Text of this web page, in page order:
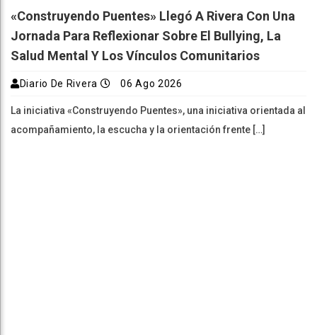
«Construyendo Puentes» Llegó A Rivera Con Una
Jornada Para Reflexionar Sobre El Bullying, La
Salud Mental Y Los Vínculos Comunitarios
Diario De Rivera 06 Ago 2026
La iniciativa «Construyendo Puentes», una iniciativa orientada al
acompañamiento, la escucha y la orientación frente […]